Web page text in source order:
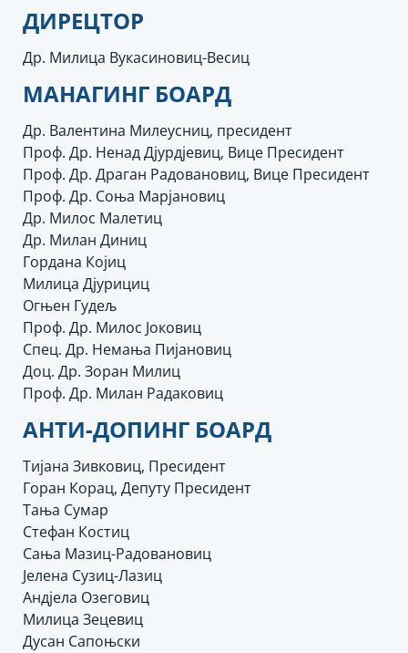
ДИРЕЦТОР
Др. Милица Вукасиновиц-Весиц
МАНАГИНГ БОАРД
Др. Валентина Милеусниц, пресидент
Проф. Др. Ненад Дјурдјевиц, Вице Пресидент
Проф. Др. Драган Радовановиц, Вице Пресидент
Проф. Др. Соња Марјановиц
Др. Милос Малетиц
Др. Милан Диниц
Гордана Којиц
Милица Дјурициц
Огњен Гудељ
Проф. Др. Милос Јоковиц
Спец. Др. Немања Пијановиц
Доц. Др. Зоран Милиц
Проф. Др. Милан Радаковиц
АНТИ-ДОПИНГ БОАРД
Тијана Зивковиц, Пресидент
Горан Корац, Депутy Пресидент
Тања Сумар
Стефан Костиц
Сања Мазиц-Радовановиц
Јелена Сузиц-Лазиц
Андјела Озеговиц
Милица Зецевиц
Дусан Сапоњски